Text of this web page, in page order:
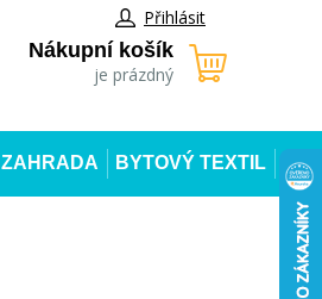
Přihlásit
Nákupní košík
je prázdný
ZAHRADA BYTOVÝ TEXTIL